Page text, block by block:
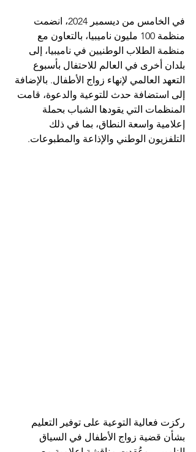
في الخامس من ديسمبر 2024، انضمت
منظمة 100 مليون ناميبيا، بالتعاون مع
منظمة الطلاب الوطنيين في ناميبيا، إلى
بلدان أخرى في العالم للاحتفال بأسبوع
التعهد العالمي لإنهاء زواج الأطفال. بالإضافة
إلى استضافة حدث للتوعية والدعوة، قامت
المنظمات التي يقودها الشباب بحملة
إعلامية واسعة النطاق، بما في ذلك
التلفزيون الوطني والإذاعة والمطبوعات.
ركزت فعالية التوعية على توفير التعليم
بشأن قضية زواج الأطفال في السياق